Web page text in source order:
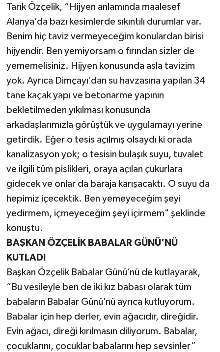
Tarık Özçelik, “Hijyen anlamında maalesef
Alanya’da bazı kesimlerde sıkıntılı durumlar var.
Benim hiç taviz vermeyeceğim konulardan birisi
hijyendir. Ben yemiyorsam o fırından sizler de
yememelisiniz. Hijyen konusunda asla tavizim
yok. Ayrıca Dimçayı’dan su havzasına yapılan 34
tane kaçak yapı ve betonarme yapının
bekletilmeden yıkılması konusunda
arkadaşlarımızla görüştük ve uygulamayı yerine
getirdik. Eğer o tesis açılmış olsaydı ki orada
kanalizasyon yok; o tesisin bulaşık suyu, tuvalet
ve ilgili tüm pislikleri, oraya açılan çukurlara
gidecek ve onlar da baraja karışacaktı. O suyu da
hepimiz içecektik. Ben yemeyeceğim şeyi
yedirmem, içmeyeceğim şeyi içirmem" şeklinde
konuştu.
BAŞKAN ÖZÇELİK BABALAR GÜNÜ’NÜ
KUTLADI
Başkan Özçelik Babalar Günü’nü de kutlayarak,
“Bu vesileyle ben de iki kız babası olarak tüm
babaların Babalar Günü’nü ayrıca kutluyorum.
Babalar için hep derler, evin ağacıdır, direğidir.
Evin ağacı, direği kırılmasın diliyorum. Babalar,
çocuklarını, çocuklar babalarını hep sevsinler”